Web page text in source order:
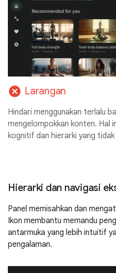
cancel Larangan
Hindari menggunakan terlalu
mengelompokkan konten. Hal
kognitif dan hierarki yang
Hierarki dan navigasi
Panel memisahkan dan
Ikon membantu memandu
antarmuka yang lebih intuitif
pengalaman.